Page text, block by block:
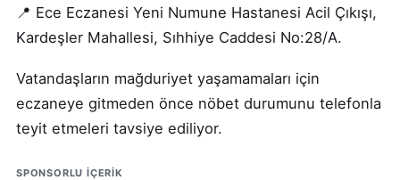
📍 Ece Eczanesi Yeni Numune Hastanesi Acil Çıkışı,
Kardeşler Mahallesi, Sıhhiye Caddesi No:28/A.
Vatandaşların mağduriyet yaşamamaları için
eczaneye gitmeden önce nöbet durumunu telefonla
teyit etmeleri tavsiye ediliyor.
SPONSORLU IÇERIK